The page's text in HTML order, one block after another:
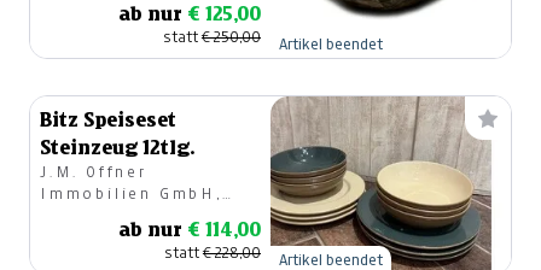
ab nur € 125,00
statt€ 250,00 Artikel beendet
Bitz Speiseset
Steinzeug 12tlg.
J.M. Offner
Immobilien GmbH,
ab nur € 114,00
statt€ 228,00 Artikel beendet